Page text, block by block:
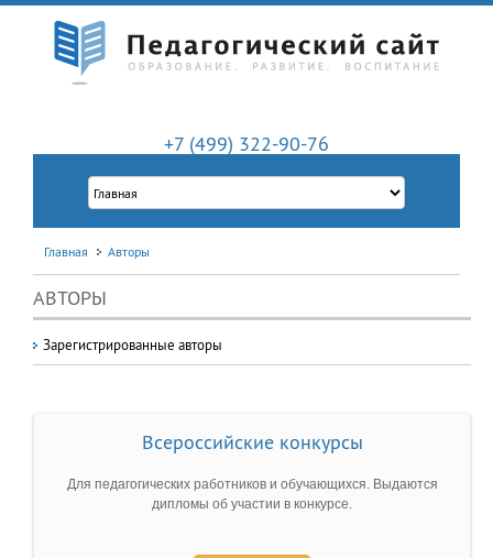
+7 (499) 322-90-76
Главная Авторы
АВТОРЫ
Зарегистрированные авторы
Всероссийские конкурсы
Для педагогических работников и обучающихся. Выдаются
дипломы об участии в конкурсе.